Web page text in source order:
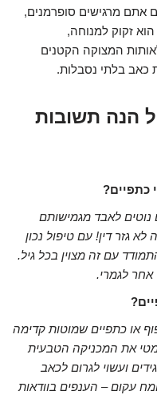
אתם מרגישים סופרמנים,
זקוק למנוחה,
המצוקה הקטנים
כאב בלתי נסבלות.
הנה תשובות
כתפיים?
לאבד מגמישותם
גזר דין! עם טיפול נכון
עם זה מצוין בכל גיל.
אחר לגמרי.
או כתפיים שמוטות קדימה
את המכניקה הטבעית
ועשוי לגרום לכאב
עקום – הענפים בוודאות